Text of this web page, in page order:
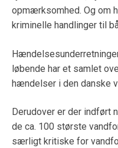
opmærksomhed. Og om
kriminelle handlinger til
løbende har et samlet
hændelser i den danske
Derudover er der indført
de ca. 100 største
særligt kritiske for